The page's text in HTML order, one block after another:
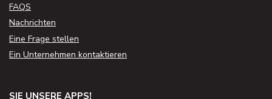
FAQS
Nachrichten
Eine Frage stellen
Ein Unternehmen kontaktieren
SIE UNSERE APPS!